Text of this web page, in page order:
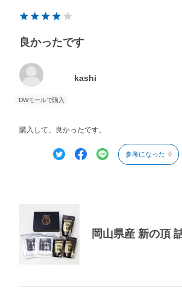
良かったです
kashi
購入して、良かったです。
参考になった 0
岡山県産 新の頂